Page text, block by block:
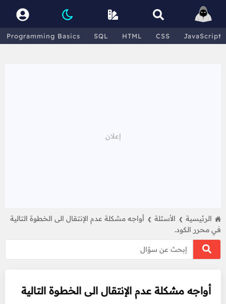
Programming Basics SQL HTML CSS JavaScript
الرئيسية ❯ الأسئلة ❯
أواجه مشكلة عدم الإنتقال الى الخطوة التالية
في محرر الكود.
أواجه مشكلة عدم الإنتقال الى الخطوة التالية